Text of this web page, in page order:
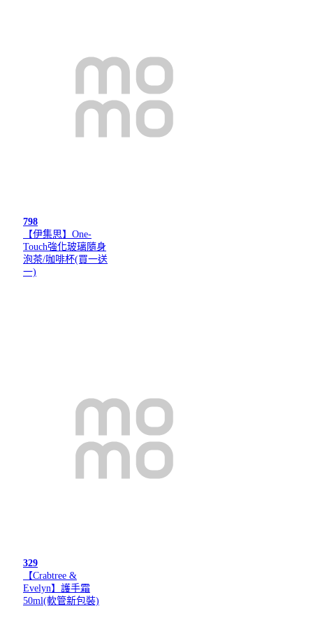
798
【伊集思】One-
Touch強化玻璃隨身
泡茶/咖啡杯(買一送
一)
329
【Crabtree &
Evelyn】護手霜
50ml(軟管新包裝)